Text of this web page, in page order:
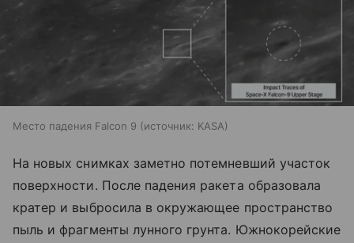
Место падения Falcon 9 источник: KASA
На новых снимках заметно потемневший участок
поверхности. После падения ракета образовала
кратер и выбросила в окружающее пространство
пыль и фрагменты лунного грунта. Южнокорейские